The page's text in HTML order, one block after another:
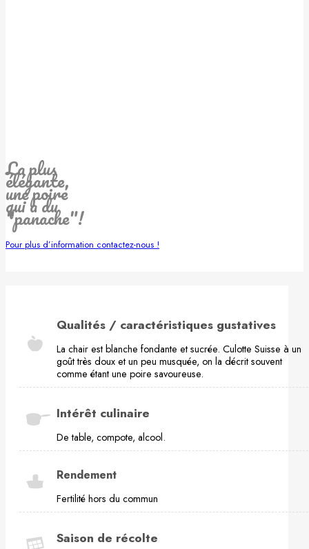
La plus
élégante,
une poire
qui a du
"panache"!
Pour plus d’information contactez-nous !
Qualités / caractéristiques gustatives
La chair est blanche fondante et sucrée. Culotte Suisse à un
goût très doux et un peu musquée, on la décrit souvent
comme étant une poire savoureuse.
Intérêt culinaire
De table, compote, alcool.
Rendement
Fertilité hors du commun
Saison de récolte